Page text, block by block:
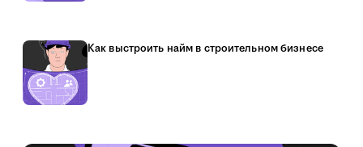
Как выстроить найм в строительном бизнесе